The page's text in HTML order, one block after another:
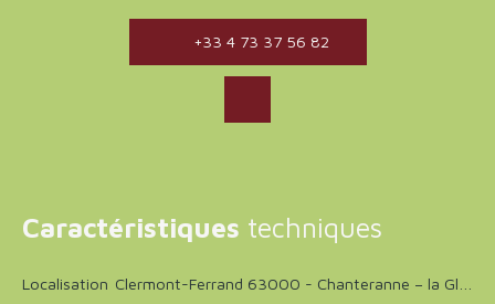
+33 4 73 37 56 82
Caractéristiques techniques
Localisation